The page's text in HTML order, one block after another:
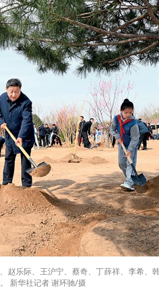
赵乐际、王沪宁、蔡奇、丁薛祥、李希、
新华社记者 谢环驰/摄